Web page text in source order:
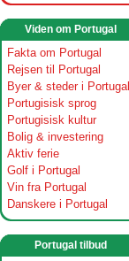
Viden om Portugal
Fakta om Portugal
Rejsen til Portugal
Byer & steder i Portugal
Portugisisk sprog
Portugisisk kultur
Bolig & investering
Aktiv ferie
Golf i Portugal
Vin fra Portugal
Danskere i Portugal
Portugal tilbud